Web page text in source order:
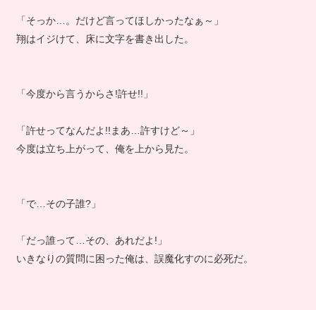
「そっか…。だけど言ってほしかったなぁ～」
翔はイジけて、床に文字を書き出した。
「今度から言うからさ!許せ!!」
「許せってなんだよ!!まあ…許すけど～」
今度は立ち上がって、俺を上から見た。
「で…その子誰?」
「だっ誰って…その、あれだよ!」
いきなりの質問に困った俺は、誤魔化すのに必死だ。